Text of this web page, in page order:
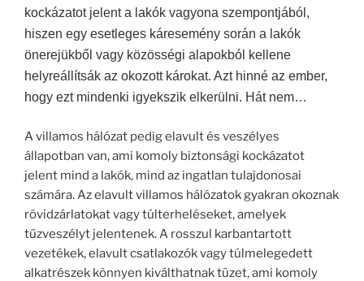
kockázatot jelent a lakók vagyona szempontjából,
hiszen egy esetleges káresemény során a lakók
önerejükből vagy közösségi alapokból kellene
helyreállítsák az okozott károkat. Azt hinné az ember,
hogy ezt mindenki igyekszik elkerülni. Hát nem…
A villamos hálózat pedig elavult és veszélyes
állapotban van, ami komoly biztonsági kockázatot
jelent mind a lakók, mind az ingatlan tulajdonosai
számára. Az elavult villamos hálózatok gyakran okoznak
rövidzárlatokat vagy túlterheléseket, amelyek
tűzveszélyt jelentenek. A rosszul karbantartott
vezetékek, elavult csatlakozók vagy túlmelegedett
alkatrészek könnyen kiválthatnak tüzet, ami komoly